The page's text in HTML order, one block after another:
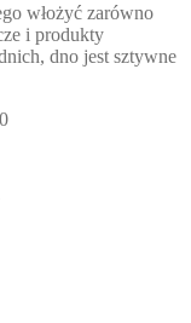
włożyć zarówno
i produkty
dno jest sztywne